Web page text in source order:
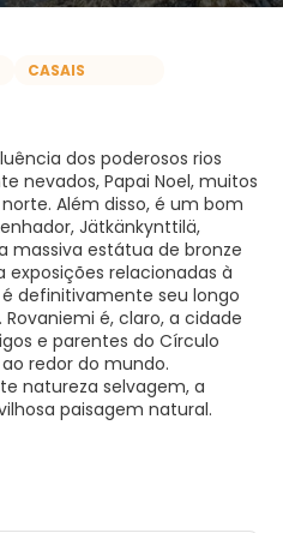
CASAIS
dos poderosos rios
nevados, Papai Noel, muitos
Além disso, é um bom
Jätkänkynttilä,
massiva estátua de bronze
relacionadas à
definitivamente seu longo
é, claro, a cidade
e parentes do Círculo
redor do mundo.
natureza selvagem, a
paisagem natural.